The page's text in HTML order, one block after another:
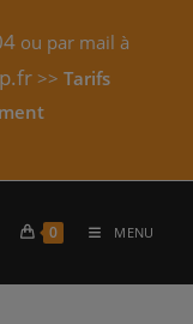
ou par mail à
>> Tarifs
0 MENU